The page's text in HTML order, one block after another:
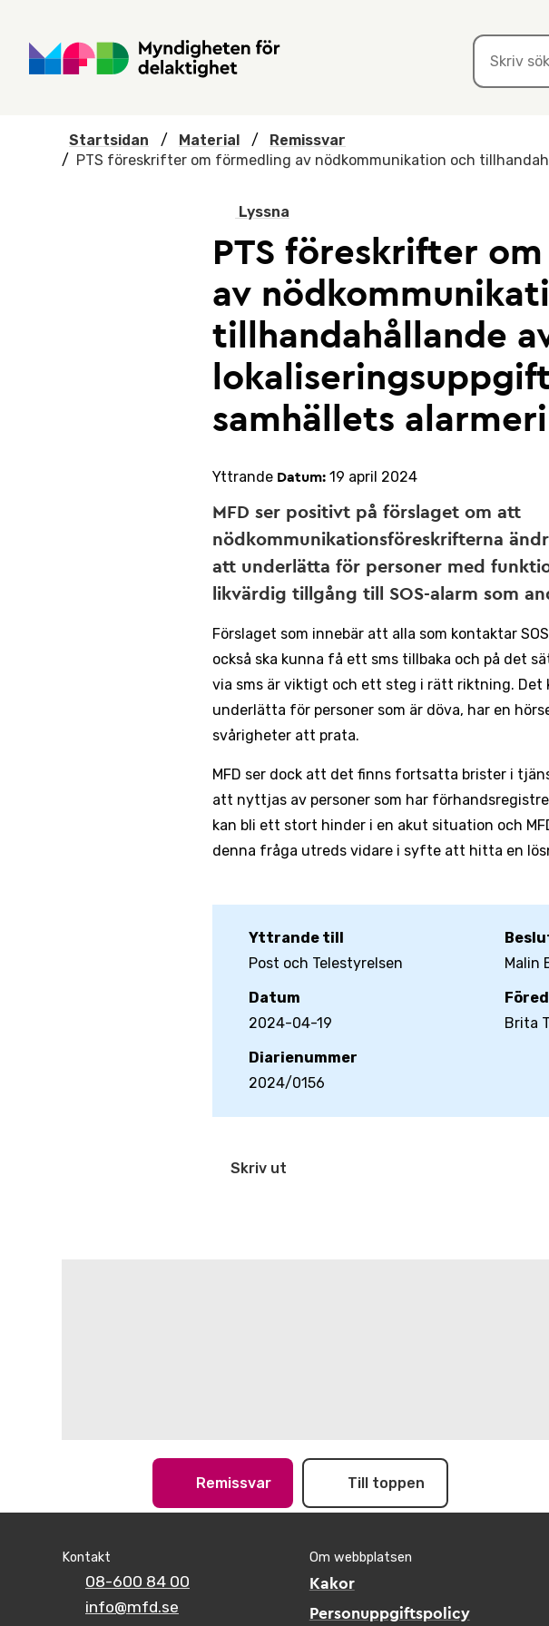
Startsidan / Material /
Remissvar
/ PTS föreskrifter om förmedling av nödkommunikation och
Lyssna
PTS föreskrifter
av
tillhandahållande
samhällets
Yttrande Datum: 19 april 2024
MFD ser positivt på förslaget om att
nödkommunikationsföreskrifterna
att underlätta för personer med
likvärdig tillgång till SOS-alarm som
Förslaget som innebär att alla som kontaktar
också ska kunna få ett sms tillbaka och på det
via sms är viktigt och ett steg i rätt riktning.
underlätta för personer som är döva, har en
svårigheter att prata.
MFD ser dock att det finns fortsatta brister i
att nyttjas av personer som har
kan bli ett stort hinder i en akut situation och
denna fråga utreds vidare i syfte att hitta en
Yttrande till
Post och Telestyrelsen
Datum
2024-04-19
Diarienummer
2024/0156
Malin
Brita
Skriv ut
Remissvar Till toppen
Kontakt
08-600 84 00
info@mfd.se
Om webbplatsen
Kakor
Personuppgiftspolicy